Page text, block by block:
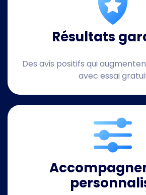
Résultats
Des avis positifs qui
avec essai